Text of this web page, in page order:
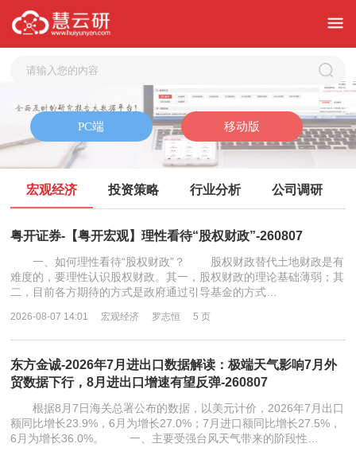
宏观经济 投资策略 行业分析 公司调研
粤开证券-【粤开宏观】理性看待“股权财政”-260807
一、如何理性看待“股权财政”？ 股权财政替代土地财政是有
难度的，要理性认识股权财政。其一，股权财政的理论基础薄弱；其
二，目前各方期待的方式是政府通过引导基金的方式…
2026-08-07 14:01 宏观经济 罗志恒 5 页
东方金诚-2026年7月进出口数据解读：极端天气影响7月外
贸数据下行，8月进出口增速有望反弹-260807
根据8月7日海关总署公布的数据，以美元计价，2026年7月出口
额同比增长23.9%，6月为增长27.0%；7月进口额同比增长27.5%，
6月为增长36.0%。 一、主要受强台风天气带来的阶段性…